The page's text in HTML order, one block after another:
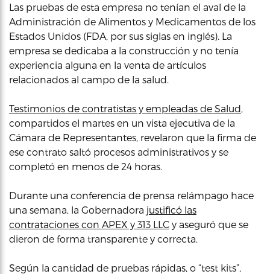
Las pruebas de esta empresa no tenían el aval de la
Administración de Alimentos y Medicamentos de los
Estados Unidos (FDA, por sus siglas en inglés). La
empresa se dedicaba a la construcción y no tenía
experiencia alguna en la venta de artículos
relacionados al campo de la salud.
Testimonios de contratistas y empleadas de Salud
compartidos el martes en un vista ejecutiva de la
Cámara de Representantes, revelaron que la firma de
ese contrato saltó procesos administrativos y se
completó en menos de 24 horas.
Durante una conferencia de prensa relámpago hace
una semana, la Gobernadora justificó las
contrataciones con APEX y 313 LLC y aseguró que se
dieron de forma transparente y correcta.
Según la cantidad de pruebas rápidas, o “test kits”,